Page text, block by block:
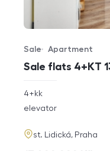
Sale flats 4+KT
Offer type
Sale
Property type
Apartment
rozměry
disposition
4+kk
funkce
elevator
adresa
st. Lidická, Praha